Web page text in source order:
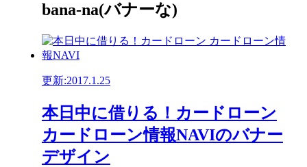
bana-na(バナーな)
更新:2017.1.25
本日中に借りる！カードローン
カードローン情報NAVIのバナー
デザイン